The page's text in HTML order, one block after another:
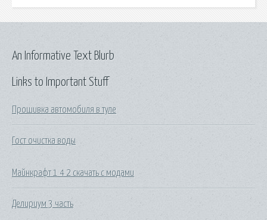
Links to Important Stuff
Прошивка автомобиля в туле
Гост очистка воды
Майнкрафт 1 4 2 скачать с модами
Делириум 3 часть
An Informative Text Blurb